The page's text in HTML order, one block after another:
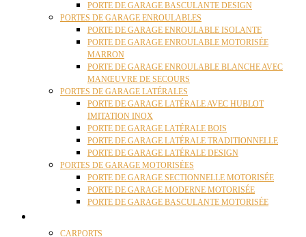
PORTE DE GARAGE BASCULANTE DESIGN
PORTES DE GARAGE ENROULABLES
PORTE DE GARAGE ENROULABLE ISOLANTE
PORTE DE GARAGE ENROULABLE MOTORISÉE
MARRON
PORTE DE GARAGE ENROULABLE BLANCHE AVEC
MANŒUVRE DE SECOURS
PORTES DE GARAGE LATÉRALES
PORTE DE GARAGE LATÉRALE AVEC HUBLOT
IMITATION INOX
PORTE DE GARAGE LATÉRALE BOIS
PORTE DE GARAGE LATÉRALE TRADITIONNELLE
PORTE DE GARAGE LATÉRALE DESIGN
PORTES DE GARAGE MOTORISÉES
PORTE DE GARAGE SECTIONNELLE MOTORISÉE
PORTE DE GARAGE MODERNE MOTORISÉE
PORTE DE GARAGE BASCULANTE MOTORISÉE
CARPORTS